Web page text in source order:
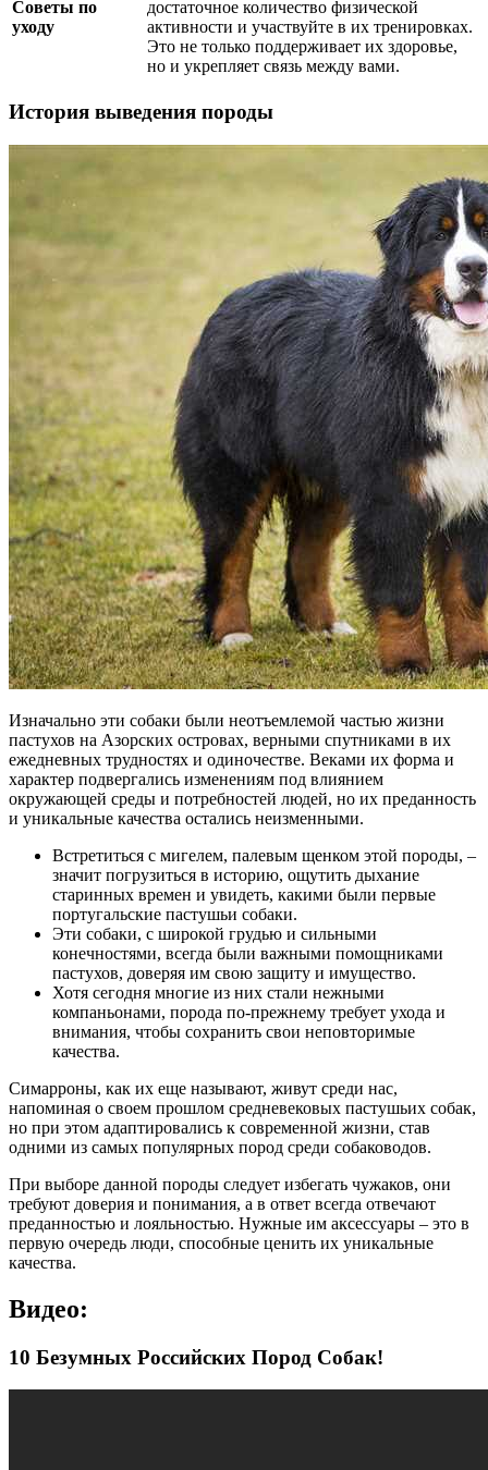
Советы по
уходу
достаточное количество физической
активности и участвуйте в их тренировках.
Это не только поддерживает их здоровье,
но и укрепляет связь между вами.
История выведения породы
Изначально эти собаки были неотъемлемой частью жизни
пастухов на Азорских островах, верными спутниками в их
ежедневных трудностях и одиночестве. Веками их форма и
характер подвергались изменениям под влиянием
окружающей среды и потребностей людей, но их преданность
и уникальные качества остались неизменными.
Встретиться с мигелем, палевым щенком этой породы, –
значит погрузиться в историю, ощутить дыхание
старинных времен и увидеть, какими были первые
португальские пастушьи собаки.
Эти собаки, с широкой грудью и сильными
конечностями, всегда были важными помощниками
пастухов, доверяя им свою защиту и имущество.
Хотя сегодня многие из них стали нежными
компаньонами, порода по-прежнему требует ухода и
внимания, чтобы сохранить свои неповторимые
качества.
Симарроны, как их еще называют, живут среди нас,
напоминая о своем прошлом средневековых пастушьих собак,
но при этом адаптировались к современной жизни, став
одними из самых популярных пород среди собаководов.
При выборе данной породы следует избегать чужаков, они
требуют доверия и понимания, а в ответ всегда отвечают
преданностью и лояльностью. Нужные им аксессуары – это в
первую очередь люди, способные ценить их уникальные
качества.
Видео:
10 Безумных Российских Пород Собак!